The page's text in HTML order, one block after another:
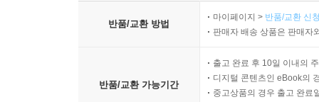
반품/교환 방법
마이페이지 > 반품/교환 신
판매자 배송 상품은 판매자
반품/교환 가능기간
출고 완료 후 10일 이내의
디지털 콘텐츠인 eBook의
중고상품의 경우 출고 완료